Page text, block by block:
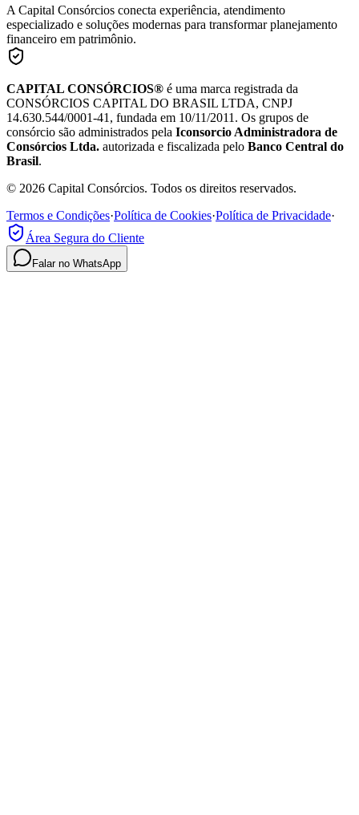
A Capital Consórcios conecta experiência, atendimento
especializado e soluções modernas para transformar planejamento
financeiro em patrimônio.
CAPITAL CONSÓRCIOS® é uma marca registrada da
CONSÓRCIOS CAPITAL DO BRASIL LTDA, CNPJ
14.630.544/0001-41, fundada em 10/11/2011. Os grupos de
consórcio são administrados pela Iconsorcio Administradora de
Consórcios Ltda. autorizada e fiscalizada pelo Banco Central do
Brasil.
© 2026 Capital Consórcios. Todos os direitos reservados.
Termos e Condições·Política de Cookies·Política de Privacidade·
Área Segura do Cliente
Falar no WhatsApp